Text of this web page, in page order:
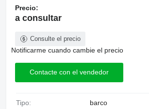
Precio:
a consultar
Consulte el precio
Notificarme cuando cambie el precio
Contacte con el vendedor
Tipo: barco